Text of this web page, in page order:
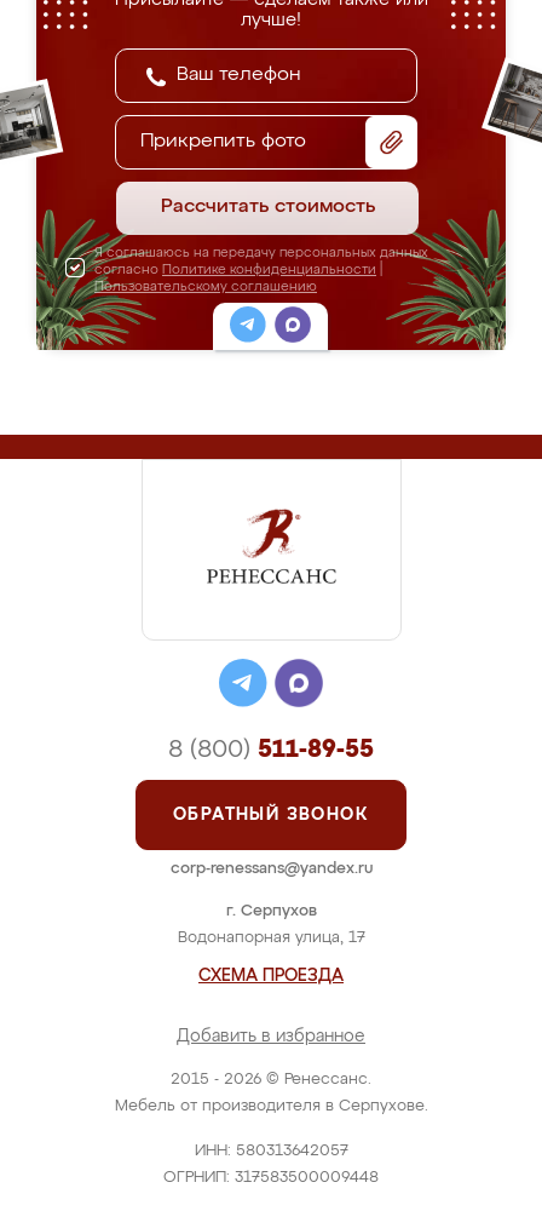
лучше!
Прикрепить фото
Рассчитать стоимость
Я соглашаюсь на передачу персональных данных
согласно Политике конфиденциальности
Пользовательскому соглашению
2015 - 2026 © Ренессанс.
Мебель от производителя в Серпухове.
ИНН: 580313642057
ОГРНИП: 317583500009448
г. Серпухов
Водонапорная улица, 17
СХЕМА ПРОЕЗДА
Добавить в избранное
8 (800) 511-89-55
ОБРАТНЫЙ ЗВОНОК
corp-renessans@yandex.ru